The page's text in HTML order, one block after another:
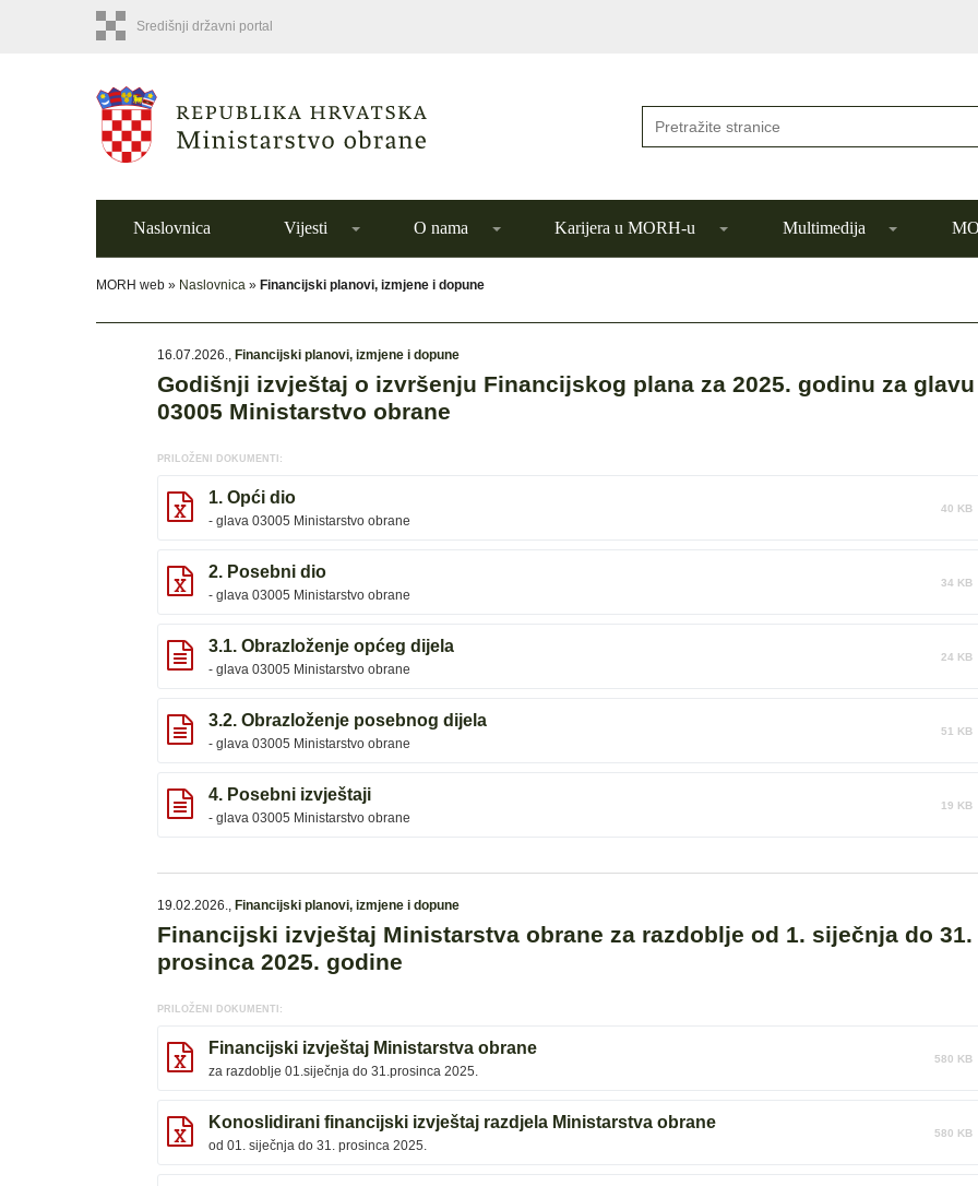
Središnji državni portal
Naslovnica Vijesti O nama Karijera u MORH-u Multimedija
MORH web » Naslovnica » Financijski planovi, izmjene i dopune
16.07.2026., Financijski planovi, izmjene i dopune
Godišnji izvještaj o izvršenju Financijskog plana za 2025. godinu za glavu
03005 Ministarstvo obrane
PRILOŽENI DOKUMENTI:
1. Opći dio
- glava 03005 Ministarstvo obrane
40 KB
2. Posebni dio
- glava 03005 Ministarstvo obrane
34 KB
3.1. Obrazloženje općeg dijela
- glava 03005 Ministarstvo obrane
24 KB
3.2. Obrazloženje posebnog dijela
- glava 03005 Ministarstvo obrane
51 KB
4. Posebni izvještaji
- glava 03005 Ministarstvo obrane
19 KB
19.02.2026., Financijski planovi, izmjene i dopune
Financijski izvještaj Ministarstva obrane za razdoblje od 1. siječnja do 31.
prosinca 2025. godine
PRILOŽENI DOKUMENTI:
Financijski izvještaj Ministarstva obrane
za razdoblje 01.siječnja do 31.prosinca 2025.
580 KB
Konoslidirani financijski izvještaj razdjela Ministarstva obrane
od 01. siječnja do 31. prosinca 2025.
580 KB